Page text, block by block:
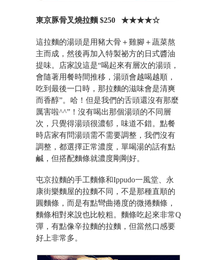
東京豚骨叉燒拉麵 $250 ★★★★☆
這拉麵的湯頭是用豬大骨＋雞腳＋蔬菜熬
主而成，然後再加入特製祕方的日式醬油
提味。店家說這是“喝起來有層次的湯頭，
會隨著用餐時間推移，湯頭會越喝越順，
吃到最後一口時，那拉麵的滋味會是清爽
而香醇”。哈！但是我們的舌頭還沒有那麼
厲害啦^^”！沒有喝出那個湯頭的不同層
次，只覺得湯頭很濃郁，味道不錯。點餐
時店家有問湯頭需不需要調整，我們沒有
調整，都選擇正常濃度，單喝湯的話有點
鹹，但搭配麵條就濃度剛剛好。
屯京拉麵的手工麵條和Ippudo一風堂、永
康街樂麵屋的拉麵不同，不是那種直順的
圓麵條，而是有點彎曲捲度的微捲麵條，
麵條相對來說也比較粗。麵條吃起來非常Q
彈，有點像辛拉麵的拉麵，但當然口感要
好上非常多。